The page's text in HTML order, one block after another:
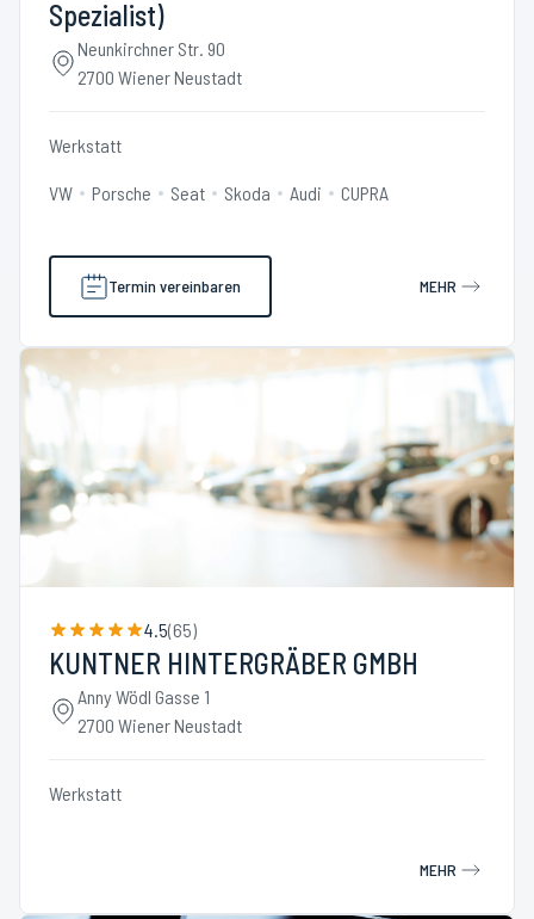
Spezialist)
Neunkirchner Str. 90
2700 Wiener Neustadt
Werkstatt
VW Porsche Seat Skoda Audi CUPRA
Termin vereinbaren MEHR
4.5(65)
KUNTNER HINTERGRÄBER GMBH
Anny Wödl Gasse 1
2700 Wiener Neustadt
Werkstatt
MEHR